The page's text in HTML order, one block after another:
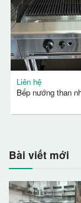
Liên hệ
Bếp nướng than
Bài viết mới